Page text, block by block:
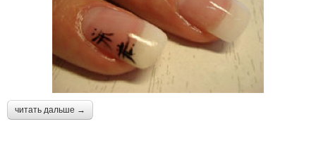
читать дальше →